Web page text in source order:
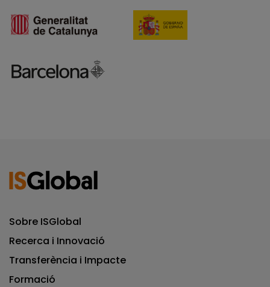
Sobre ISGlobal
Recerca i Innovació
Transferència i Impacte
Formació